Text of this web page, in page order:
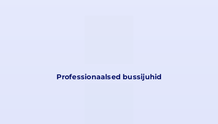
Professionaalsed bussijuhid